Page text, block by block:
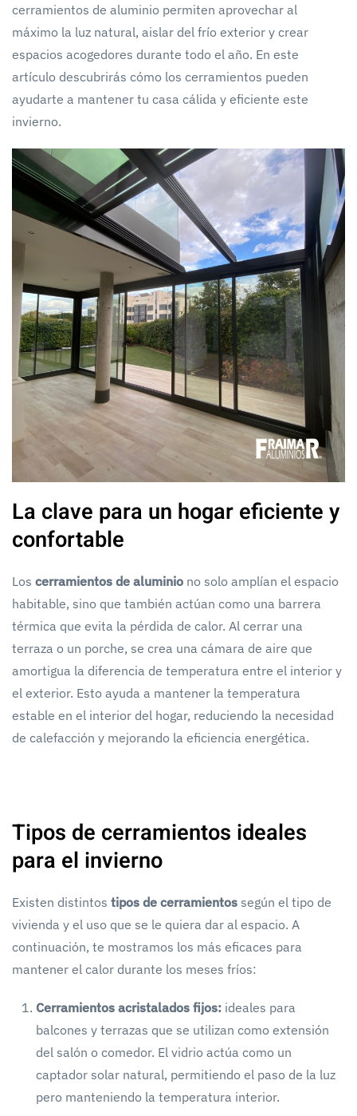
cerramientos de aluminio permiten aprovechar al
máximo la luz natural, aislar del frío exterior y crear
espacios acogedores durante todo el año. En este
artículo descubrirás cómo los cerramientos pueden
ayudarte a mantener tu casa cálida y eficiente este
invierno.
La clave para un hogar eficiente y
confortable
Los cerramientos de aluminio no solo amplían el espacio
habitable, sino que también actúan como una barrera
térmica que evita la pérdida de calor. Al cerrar una
terraza o un porche, se crea una cámara de aire que
amortigua la diferencia de temperatura entre el interior y
el exterior. Esto ayuda a mantener la temperatura
estable en el interior del hogar, reduciendo la necesidad
de calefacción y mejorando la eficiencia energética.
Tipos de cerramientos ideales
para el invierno
Existen distintos tipos de cerramientos según el tipo de
vivienda y el uso que se le quiera dar al espacio. A
continuación, te mostramos los más eficaces para
mantener el calor durante los meses fríos:
Cerramientos acristalados fijos: ideales para
balcones y terrazas que se utilizan como extensión
del salón o comedor. El vidrio actúa como un
captador solar natural, permitiendo el paso de la luz
pero manteniendo la temperatura interior.